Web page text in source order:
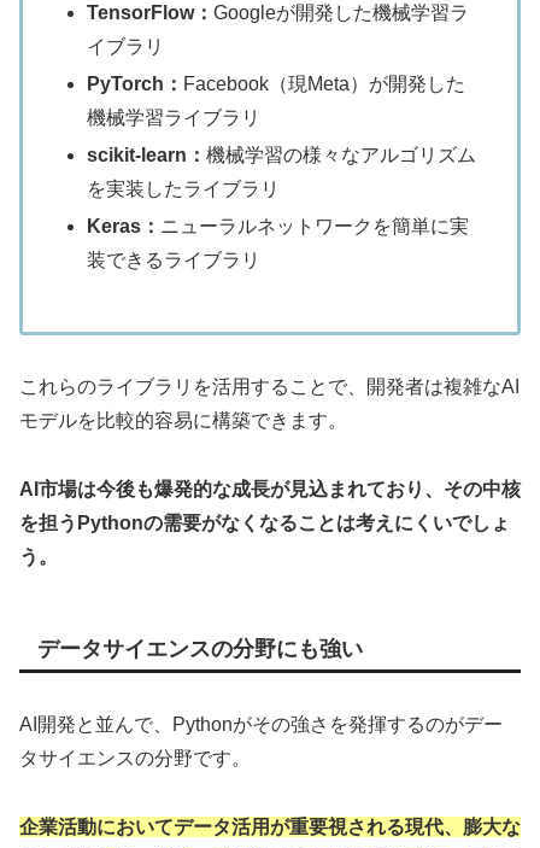
TensorFlow：Googleが開発した機械学習ラ
イブラリ
PyTorch： Facebook（現Meta）が開発した
機械学習ライブラリ
scikit-learn：機械学習の様々なアルゴリズム
を実装したライブラリ
Keras： ニューラルネットワークを簡単に実
装できるライブラリ
これらのライブラリを活用することで、開発者は複雑なAI
モデルを比較的容易に構築できます。
AI市場は今後も爆発的な成長が見込まれており、その中核
を担うPythonの需要がなくなることは考えにくいでしょ
う。
データサイエンスの分野にも強い
AI開発と並んで、Pythonがその強さを発揮するのがデー
タサイエンスの分野です。
企業活動においてデータ活用が重要視される現代、膨大な